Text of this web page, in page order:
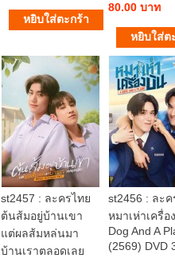
80.00 บาท
st2457 : ละครไทย
ต้นส้มอยู่บ้านเขา
แต่ผลส้มหล่นมา
บ้านเราตลอดเลย
st2456 : ละค
หมาเห่าเครื่อ
Dog And A
(2569) DVD